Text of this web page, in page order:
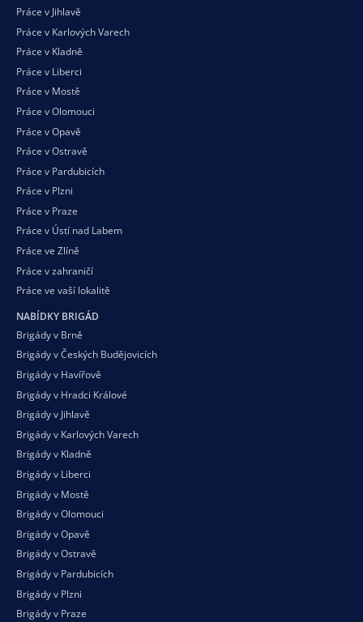
Práce v Jihlavě
Práce v Karlových Varech
Práce v Kladně
Práce v Liberci
Práce v Mostě
Práce v Olomouci
Práce v Opavě
Práce v Ostravě
Práce v Pardubicích
Práce v Plzni
Práce v Praze
Práce v Ústí nad Labem
Práce ve Zlíně
Práce v zahraničí
Práce ve vaší lokalitě
NABÍDKY BRIGÁD
Brigády v Brně
Brigády v Českých Budějovicích
Brigády v Havířově
Brigády v Hradci Králové
Brigády v Jihlavě
Brigády v Karlových Varech
Brigády v Kladně
Brigády v Liberci
Brigády v Mostě
Brigády v Olomouci
Brigády v Opavě
Brigády v Ostravě
Brigády v Pardubicích
Brigády v Plzni
Brigády v Praze